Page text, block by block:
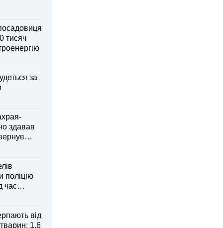
тисяч
за
здавав
поліцію
час
від
1,6